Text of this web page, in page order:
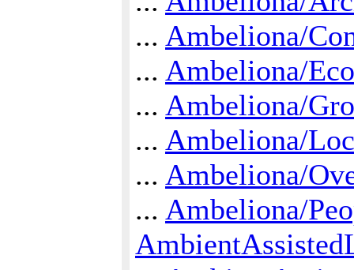
... Ambeliona/
... Ambeliona/
... Ambeliona/
... Ambeliona/
... Ambeliona/
... Ambeliona/